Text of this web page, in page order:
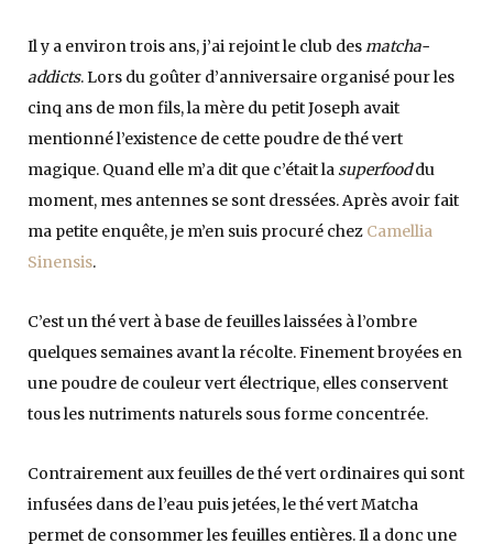
Il y a environ trois ans, j’ai rejoint le club desmatcha-
addicts. Lors du goûter d’anniversaire organisé pour les
cinq ans de mon fils, la mère du petit Joseph avait
mentionné l’existence de cette poudre de thé vert
magique. Quand elle m’a dit que c’était lasuperfooddu
moment, mes antennes se sont dressées. Après avoir fait
ma petite enquête, je m’en suis procuré chez Camellia
Sinensis.
C’est un thé vert à base de feuilles laissées à l’ombre
quelques semaines avant la récolte. Finement broyées en
une poudre de couleur vert électrique, elles conservent
tous les nutriments naturels sous forme concentrée.
Contrairement aux feuilles de thé vert ordinaires qui sont
infusées dans de l’eau puis jetées, le thé vert Matcha
permet de consommer les feuilles entières. Il a donc une